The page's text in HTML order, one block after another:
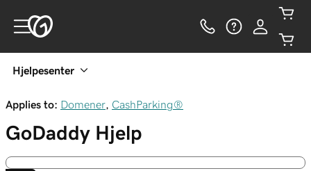
Hjelpesenter
Applies to: Domener CashParking®
GoDaddy Hjelp